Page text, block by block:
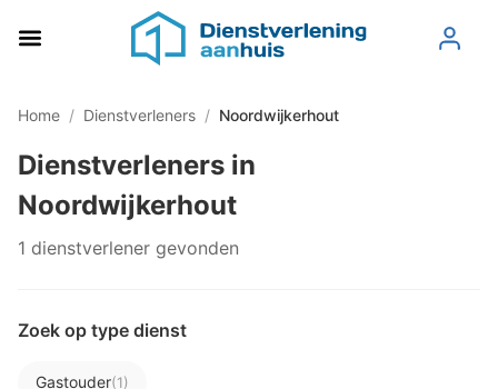
Home / Dienstverleners / Noordwijkerhout
Dienstverleners in
Noordwijkerhout
1 dienstverlener gevonden
Zoek op type dienst
Gastouder(1)